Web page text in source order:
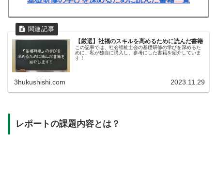
【厳選】社福のスキルを高めるために読んだ書籍
この記事では、社会福祉士会の基礎研修の学びを深めるた
めに、私が独自に購入し、参考にした書籍を紹介していま
す！
3hukushishi.com 2023.11.29
レポートの課題内容とは？